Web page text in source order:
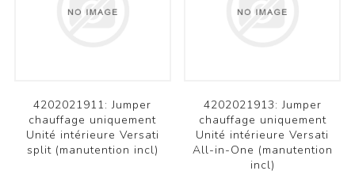
4202021911: Jumper
chauffage uniquement
Unité intérieure Versati
split (manutention incl)
4202021913: Jumper
chauffage uniquement
Unité intérieure Versati
All-in-One (manutention
incl)